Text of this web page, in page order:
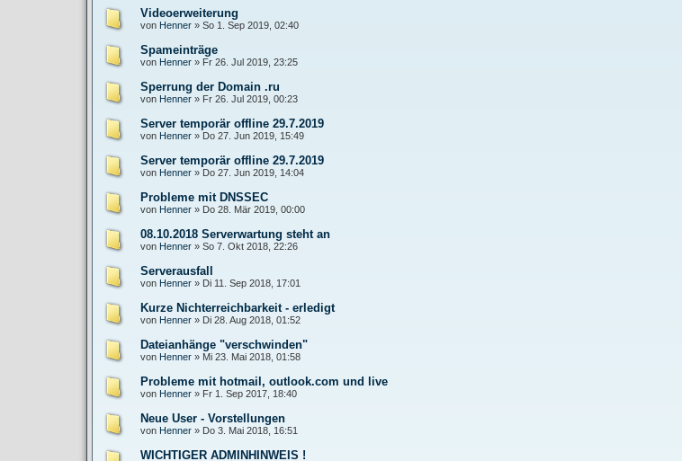
Videoerweiterung
von Henner » So 1. Sep 2019, 02:40
Spameinträge
von Henner » Fr 26. Jul 2019, 23:25
Sperrung der Domain .ru
von Henner » Fr 26. Jul 2019, 00:23
Server temporär offline 29.7.2019
von Henner » Do 27. Jun 2019, 15:49
Server temporär offline 29.7.2019
von Henner » Do 27. Jun 2019, 14:04
Probleme mit DNSSEC
von Henner » Do 28. Mär 2019, 00:00
08.10.2018 Serverwartung steht an
von Henner » So 7. Okt 2018, 22:26
Serverausfall
von Henner » Di 11. Sep 2018, 17:01
Kurze Nichterreichbarkeit - erledigt
von Henner » Di 28. Aug 2018, 01:52
Dateianhänge "verschwinden"
von Henner » Mi 23. Mai 2018, 01:58
Probleme mit hotmail, outlook.com und live
von Henner » Fr 1. Sep 2017, 18:40
Neue User - Vorstellungen
von Henner » Do 3. Mai 2018, 16:51
WICHTIGER ADMINHINWEIS !